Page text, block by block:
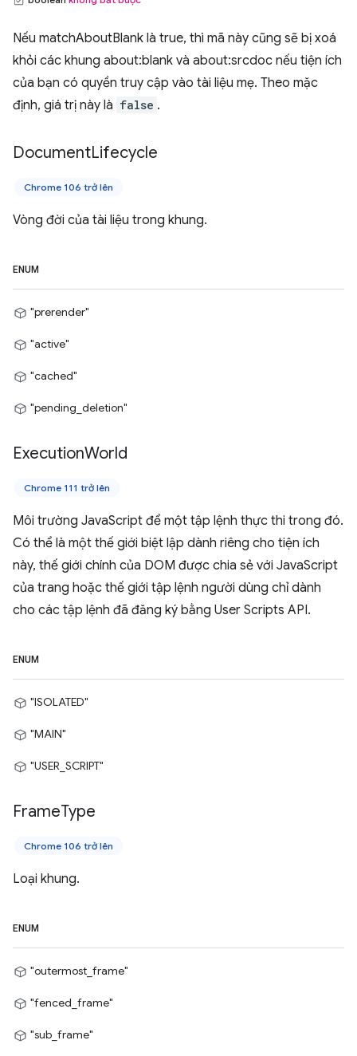
Nếu matchAboutBlank là true, thì mã này cũng sẽ bị xoá
khỏi các khung about:blank và about:srcdoc nếu tiện ích
của bạn có quyền truy cập vào tài liệu mẹ. Theo mặc
định, giá trị này là false .
DocumentLifecycle
Chrome 106 trở lên
Vòng đời của tài liệu trong khung.
ENUM
"prerender"
"active"
"cached"
"pending_deletion"
ExecutionWorld
Chrome 111 trở lên
Môi trường JavaScript để một tập lệnh thực thi trong đó.
Có thể là một thế giới biệt lập dành riêng cho tiện ích
này, thế giới chính của DOM được chia sẻ với JavaScript
của trang hoặc thế giới tập lệnh người dùng chỉ dành
cho các tập lệnh đã đăng ký bằng User Scripts API.
ENUM
"ISOLATED"
"MAIN"
"USER_SCRIPT"
FrameType
Chrome 106 trở lên
Loại khung.
ENUM
"outermost_frame"
"fenced_frame"
"sub_frame"